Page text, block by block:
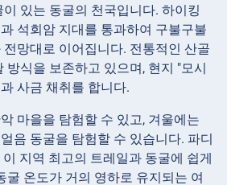
있는 동굴의 천국입니다. 하이킹
석회암 지대를 통과하여 구불구불
망대로 이어집니다. 전통적인 산골
방식을 보존하고 있으며, 현지 "모시
사금 채취를 합니다.
마을을 탐험할 수 있고, 겨울에는
음 동굴을 탐험할 수 있습니다. 파디
지역 최고의 트레일과 동굴에 쉽게
굴 온도가 거의 영하로 유지되는 여